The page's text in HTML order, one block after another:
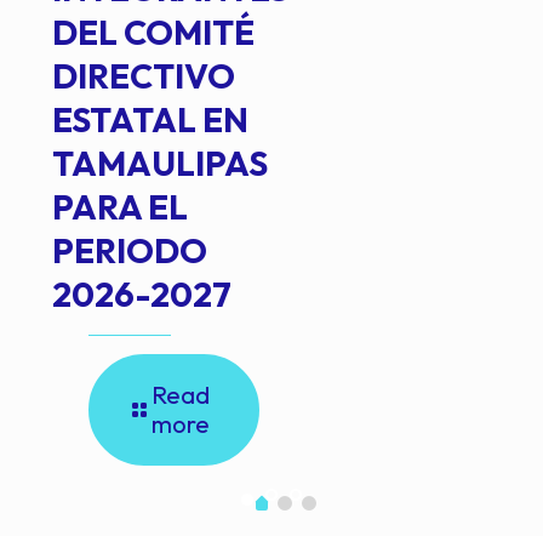
DEL COMITÉ
DIRECTIVO
ESTATAL EN
TAMAULIPAS
PARA EL
PERIODO
2026-2027
Read
more